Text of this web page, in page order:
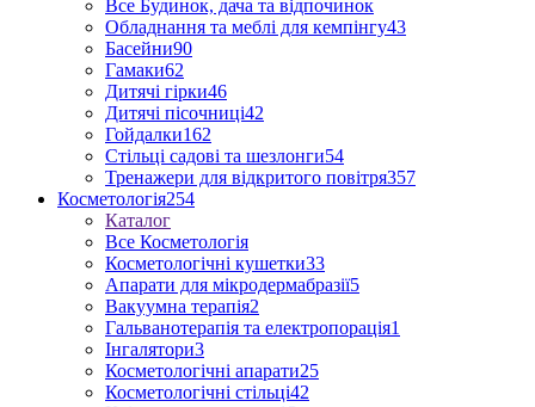
Все Будинок, дача та відпочинок
Обладнання та меблі для кемпінгу43
Басейни90
Гамаки62
Дитячі гірки46
Дитячі пісочниці42
Гойдалки162
Стільці садові та шезлонги54
Тренажери для відкритого повітря357
Косметологія254
Каталог
Все Косметологія
Косметологічні кушетки33
Апарати для мікродермабразії5
Вакуумна терапія2
Гальванотерапія та електропорація1
Інгалятори3
Косметологічні апарати25
Косметологічні стільці42